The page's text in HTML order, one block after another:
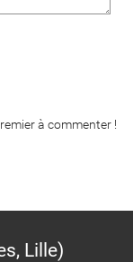
à commenter !
Lille)